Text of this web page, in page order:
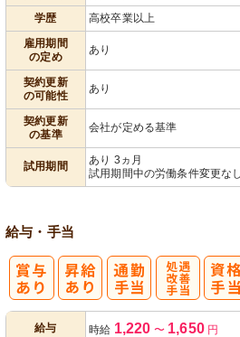
学歴
高校卒業以上
雇用期間
の定め
あり
契約更新
の可能性
あり
契約更新
の基準
会社が定める基準
試用期間
あり 3ヵ月
試用期間中の労働条件変更なし
給与・手当
給与 時給 1,220 〜 1,650円